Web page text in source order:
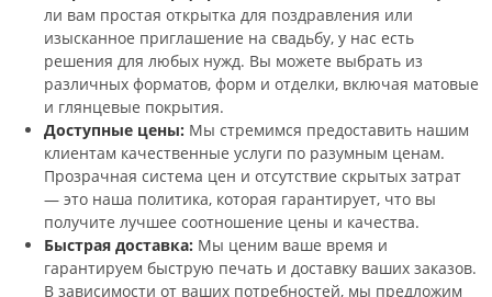
ли вам простая открытка для поздравления или
изысканное приглашение на свадьбу, у нас есть
решения для любых нужд. Вы можете выбрать из
различных форматов, форм и отделки, включая матовые
и глянцевые покрытия.
Доступные цены: Мы стремимся предоставить нашим
клиентам качественные услуги по разумным ценам.
Прозрачная система цен и отсутствие скрытых затрат
— это наша политика, которая гарантирует, что вы
получите лучшее соотношение цены и качества.
Быстрая доставка: Мы ценим ваше время и
гарантируем быструю печать и доставку ваших заказов.
В зависимости от ваших потребностей, мы предложим